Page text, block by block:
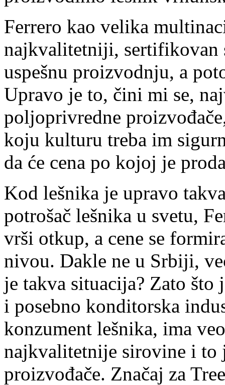
Ferrero kao velika
najkvalitetniji, sertifikovan
uspešnu proizvodnju, a
Upravo je to, čini mi se,
poljoprivredne
koju kulturu treba im
da će cena po kojoj je
Kod lešnika je upravo
potrošač lešnika u svetu,
vrši otkup, a cene se
nivou. Dakle ne u Srbiji,
je takva situacija? Zato
i posebno konditorska
konzument lešnika, ima
najkvalitetnije sirovine i to
proizvođače. Značaj za